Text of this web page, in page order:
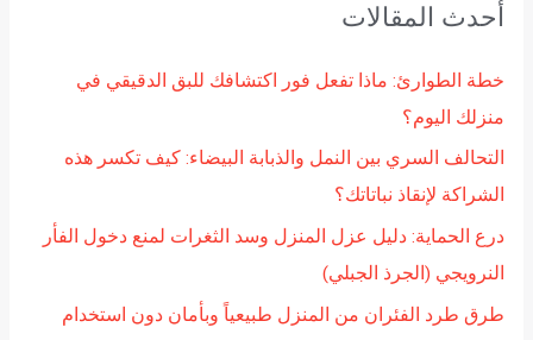
ث
أحدث المقالات
خطة الطوارئ: ماذا تفعل فور اكتشافك للبق الدقيقي في
منزلك اليوم؟
التحالف السري بين النمل والذبابة البيضاء: كيف تكسر هذه
الشراكة لإنقاذ نباتاتك؟
درع الحماية: دليل عزل المنزل وسد الثغرات لمنع دخول الفأر
النرويجي (الجرذ الجبلي)
طرق طرد الفئران من المنزل طبيعياً وبأمان دون استخدام